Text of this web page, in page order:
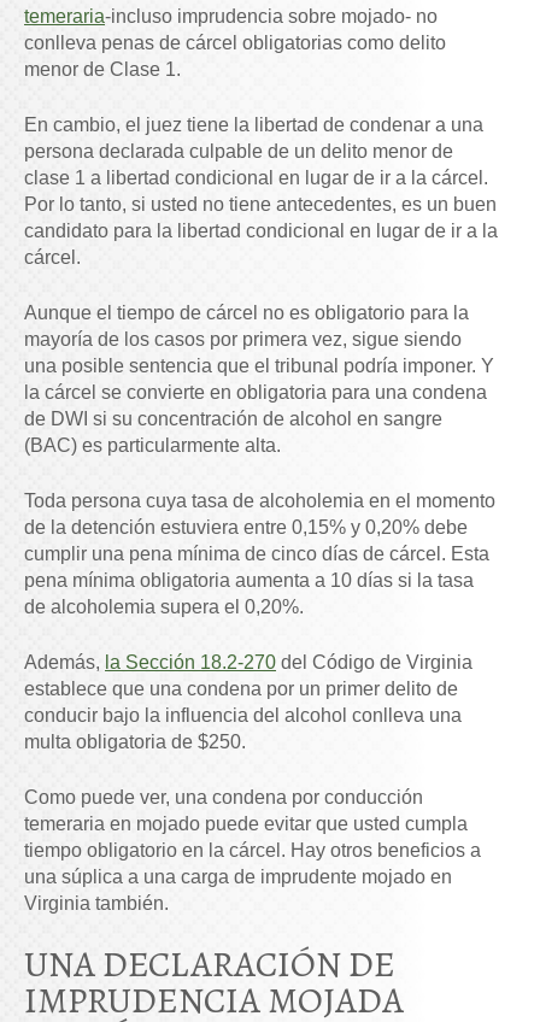
temeraria-incluso imprudencia sobre mojado- no
conlleva penas de cárcel obligatorias como delito
menor de Clase 1.
En cambio, el juez tiene la libertad de condenar a una
persona declarada culpable de un delito menor de
clase 1 a libertad condicional en lugar de ir a la cárcel.
Por lo tanto, si usted no tiene antecedentes, es un buen
candidato para la libertad condicional en lugar de ir a la
cárcel.
Aunque el tiempo de cárcel no es obligatorio para la
mayoría de los casos por primera vez, sigue siendo
una posible sentencia que el tribunal podría imponer. Y
la cárcel se convierte en obligatoria para una condena
de DWI si su concentración de alcohol en sangre
(BAC) es particularmente alta.
Toda persona cuya tasa de alcoholemia en el momento
de la detención estuviera entre 0,15% y 0,20% debe
cumplir una pena mínima de cinco días de cárcel. Esta
pena mínima obligatoria aumenta a 10 días si la tasa
de alcoholemia supera el 0,20%.
Además, la Sección 18.2-270 del Código de Virginia
establece que una condena por un primer delito de
conducir bajo la influencia del alcohol conlleva una
multa obligatoria de $250.
Como puede ver, una condena por conducción
temeraria en mojado puede evitar que usted cumpla
tiempo obligatorio en la cárcel. Hay otros beneficios a
una súplica a una carga de imprudente mojado en
Virginia también.
UNA DECLARACIÓN DE
IMPRUDENCIA MOJADA